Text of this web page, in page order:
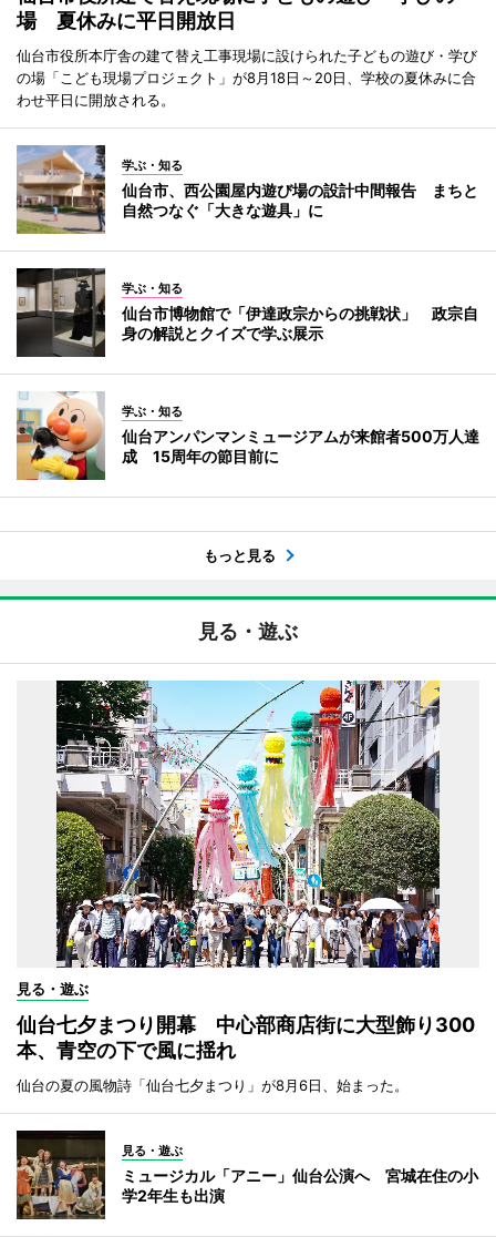
場 夏休みに平日開放日
仙台市役所本庁舎の建て替え工事現場に設けられた子どもの遊び・学び
の場「こども現場プロジェクト」が8月18日～20日、学校の夏休みに合
わせ平日に開放される。
学ぶ・知る
仙台市、西公園屋内遊び場の設計中間報告 まちと
自然つなぐ「大きな遊具」に
学ぶ・知る
仙台市博物館で「伊達政宗からの挑戦状」 政宗自
身の解説とクイズで学ぶ展示
学ぶ・知る
仙台アンパンマンミュージアムが来館者500万人達
成 15周年の節目前に
もっと見る
見る・遊ぶ
見る・遊ぶ
仙台七夕まつり開幕 中心部商店街に大型飾り300
本、青空の下で風に揺れ
仙台の夏の風物詩「仙台七夕まつり」が8月6日、始まった。
見る・遊ぶ
ミュージカル「アニー」仙台公演へ 宮城在住の小
学2年生も出演